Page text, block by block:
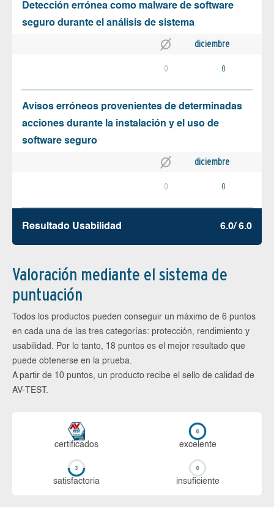
Detección errónea como malware de software
seguro durante el análisis de sistema
diciembre
0 0
Avisos erróneos provenientes de determinadas
acciones durante la instalación y el uso de
software seguro
diciembre
0 0
Resultado Usabilidad 6.0/ 6.0
Valoración mediante el sistema de
puntuación
Todos los productos pueden conseguir un máximo de 6 puntos
en cada una de las tres categorías: protección, rendimiento y
usabilidad. Por lo tanto, 18 puntos es el mejor resultado que
puede obtenerse en la prueba.
A partir de 10 puntos, un producto recibe el sello de calidad de
AV-TEST.
certi­ficados ex­ce­len­te
sa­tis­fac­to­ria in­su­fi­cien­te